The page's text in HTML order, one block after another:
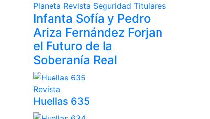
Planeta Revista Seguridad Titulares
Infanta Sofía y Pedro
Ariza Fernández Forjan
el Futuro de la
Soberanía Real
Revista
Huellas 635